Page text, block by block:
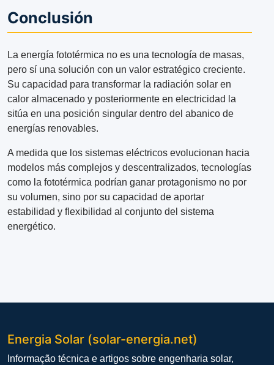
Conclusión
La energía fototérmica no es una tecnología de masas,
pero sí una solución con un valor estratégico creciente.
Su capacidad para transformar la radiación solar en
calor almacenado y posteriormente en electricidad la
sitúa en una posición singular dentro del abanico de
energías renovables.
A medida que los sistemas eléctricos evolucionan hacia
modelos más complejos y descentralizados, tecnologías
como la fototérmica podrían ganar protagonismo no por
su volumen, sino por su capacidad de aportar
estabilidad y flexibilidad al conjunto del sistema
energético.
Energia Solar (solar-energia.net)
Informação técnica e artigos sobre engenharia solar,